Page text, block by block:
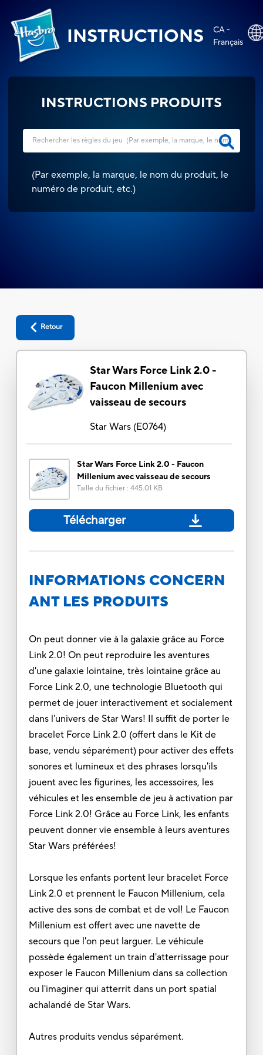
INSTRUCTIONS
CA -
Français
INSTRUCTIONS PRODUITS
(Par exemple, la marque, le nom du produit, le
numéro de produit, etc.)
Retour
Star Wars Force Link 2.0 -
Faucon Millenium avec
vaisseau de secours
Star Wars(E0764)
Star Wars Force Link 2.0 - Faucon
Millenium avec vaisseau de secours
Taille du fichier: 445.01 KB
Télécharger
INFORMATIONS CONCERN
ANT LES PRODUITS
On peut donner vie à la galaxie grâce au Force
Link 2.0! On peut reproduire les aventures
d'une galaxie lointaine, très lointaine grâce au
Force Link 2.0, une technologie Bluetooth qui
permet de jouer interactivement et socialement
dans l'univers de Star Wars! Il suffit de porter le
bracelet Force Link 2.0 (offert dans le Kit de
base, vendu séparément) pour activer des effets
sonores et lumineux et des phrases lorsqu'ils
jouent avec les figurines, les accessoires, les
véhicules et les ensemble de jeu à activation par
Force Link 2.0! Grâce au Force Link, les enfants
peuvent donner vie ensemble à leurs aventures
Star Wars préférées!
Lorsque les enfants portent leur bracelet Force
Link 2.0 et prennent le Faucon Millenium, cela
active des sons de combat et de vol! Le Faucon
Millenium est offert avec une navette de
secours que l'on peut larguer. Le véhicule
possède également un train d'atterrissage pour
exposer le Faucon Millenium dans sa collection
ou l'imaginer qui atterrit dans un port spatial
achalandé de Star Wars.
Autres produits vendus séparément.